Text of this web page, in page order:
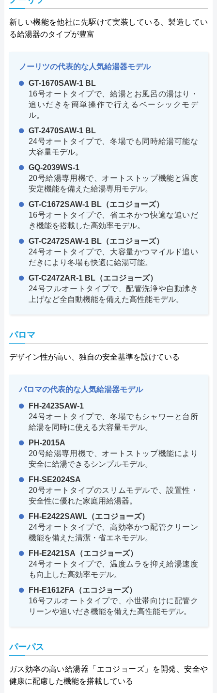
新しい機能を他社に先駆けて実装している、製造してい
る給湯器のタイプが豊富
ノーリツの代表的な人気給湯器モデル
GT-1670SAW-1 BL
16号オートタイプで、給湯とお風呂の湯はり・
追いだきを簡単操作で行えるベーシックモデ
ル。
GT-2470SAW-1 BL
24号オートタイプで、冬場でも同時給湯可能な
大容量モデル。
GQ-2039WS-1
20号給湯専用機で、オートストップ機能と温度
安定機能を備えた給湯専用モデル。
GT-C1672SAW-1 BL（エコジョーズ）
16号オートタイプで、省エネかつ快適な追いだ
き機能を搭載した高効率モデル。
GT-C2472SAW-1 BL（エコジョーズ）
24号オートタイプで、大容量かつマイルド追い
だきにより冬場も快適に給湯可能。
GT-C2472AR-1 BL（エコジョーズ）
24号フルオートタイプで、配管洗浄や自動沸き
上げなど全自動機能を備えた高性能モデル。
パロマ
デザイン性が高い、独自の安全基準を設けている
パロマの代表的な人気給湯器モデル
FH-2423SAW-1
24号オートタイプで、冬場でもシャワーと台所
給湯を同時に使える大容量モデル。
PH-2015A
20号給湯専用機で、オートストップ機能により
安全に給湯できるシンプルモデル。
FH-SE2024SA
20号オートタイプのスリムモデルで、設置性・
安全性に優れた家庭用給湯器。
FH-E2422SAWL（エコジョーズ）
24号オートタイプで、高効率かつ配管クリーン
機能を備えた清潔・省エネモデル。
FH-E2421SA（エコジョーズ）
24号オートタイプで、温度ムラを抑え給湯速度
も向上した高効率モデル。
FH-E1612FA（エコジョーズ）
16号フルオートタイプで、小世帯向けに配管ク
リーンや追いだき機能を備えた高性能モデル。
パーパス
ガス効率の高い給湯器「エコジョーズ」を開発、安全や
健康に配慮した機能を搭載している